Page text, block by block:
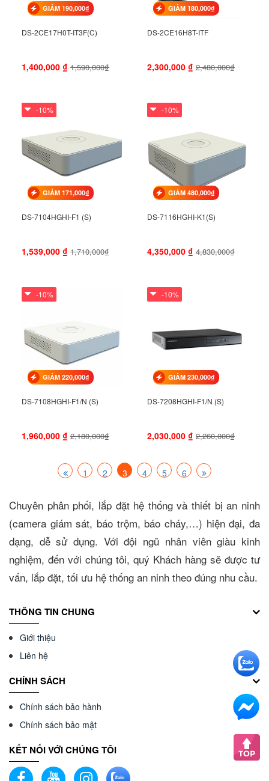
GIẢM 190,000₫
DS-2CE17H0T-IT3F(C)
1,400,000 ₫ 1,590,000₫
GIẢM 180,000₫
DS-2CE16H8T-ITF
2,300,000 ₫ 2,480,000₫
-10%
GIẢM 171,000₫
DS-7104HGHI-F1 (S)
1,539,000 ₫ 1,710,000₫
-10%
GIẢM 480,000₫
DS-7116HGHI-K1(S)
4,350,000 ₫ 4,830,000₫
-10%
GIẢM 220,000₫
DS-7108HGHI-F1/N (S)
1,960,000 ₫ 2,180,000₫
-10%
GIẢM 230,000₫
DS-7208HGHI-F1/N (S)
2,030,000 ₫ 2,260,000₫
1 2 3 4 5 6
Chuyên phân phối, lắp đặt hệ thống và thiết bị an ninh
(camera giám sát, báo trộm, báo cháy,…) hiện đại, đa
dạng, dễ sử dụng. Với đội ngũ nhân viên giàu kinh
nghiệm, đến với chúng tôi, quý Khách hàng sẽ được tư
vấn, lắp đặt, tối ưu hệ thống an ninh theo đúng nhu cầu.
THÔNG TIN CHUNG
Giới thiệu
Liên hệ
CHÍNH SÁCH
Chính sách bảo hành
Chính sách bảo mật
KẾT NỐI VỚI CHÚNG TÔI